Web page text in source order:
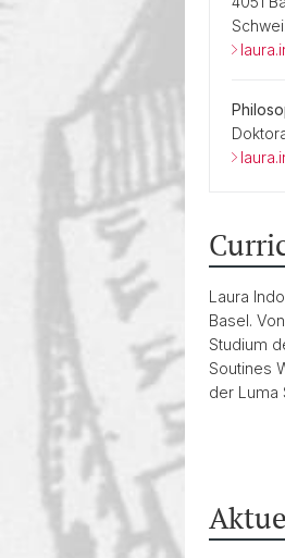
Laura
Basel.
Studium
Soutines
der Luma